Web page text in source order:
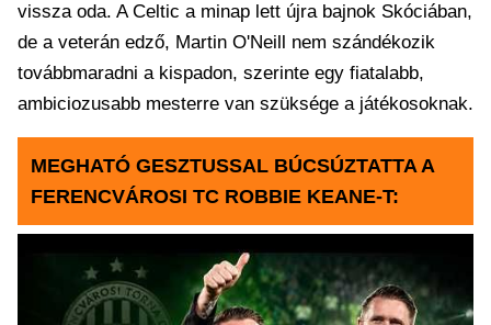
vissza oda. A Celtic a minap lett újra bajnok Skóciában,
de a veterán edző, Martin O'Neill nem szándékozik
továbbmaradni a kispadon, szerinte egy fiatalabb,
ambiciozusabb mesterre van szüksége a játékosoknak.
MEGHATÓ GESZTUSSAL BÚCSÚZTATTA A
FERENCVÁROSI TC ROBBIE KEANE-T: